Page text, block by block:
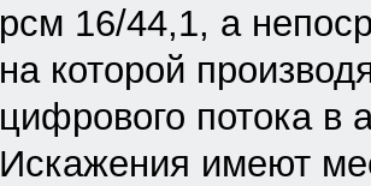
рсм 16/44,1, а
на которой
цифрового потока в
Искажения имеют